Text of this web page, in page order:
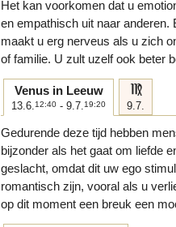
Het kan voorkomen dat u
en empathisch uit naar
maakt u erg nerveus als u zich
of familie. U zult uzelf ook beter
Venus in Leeuw
13.6. 12:40 - 9.7. 19:20
f
9.7.
Gedurende deze tijd hebben
bijzonder als het gaat om liefde
geslacht, omdat dit uw ego
romantisch zijn, vooral als u
op dit moment een breuk een